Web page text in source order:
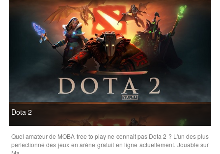
Dota 2
Quel amateur de MOBA free to play ne connait pas Dota 2 ? L'un des plus
perfectionné des jeux en arène gratuit en ligne actuellement. Jouable sur